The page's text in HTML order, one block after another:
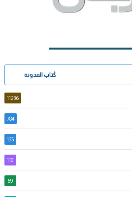
كُتاب المدونة
11236
784
135
110
69